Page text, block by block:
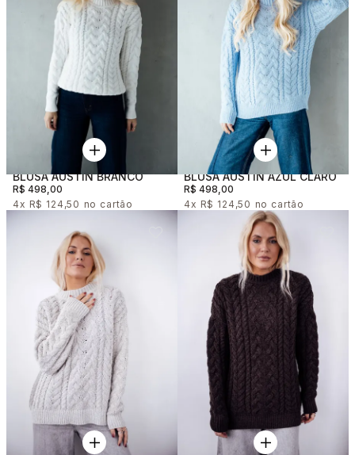
A exclusividade reforça o posicionamento da marca, oferecendo blusas que
elevam o visual e se destacam pela sua identidade.
Escolha Sua Blusa Ideal
As blusas femininas em tricot são peças essenciais para quem busca
praticidade, elegância e versatilidade no dia a dia. Com diferentes
modelagens e possibilidades de uso, elas se adaptam facilmente a diversas
ocasiões.
Explore a categoria e descubra a blusa ideal para transformar seus looks
com sofisticação e conforto.
BLUSA AUSTIN BRANCO
R$ 498,00
4x R$ 124,50
BLUSA AUSTIN AZUL CLARO
R$ 498,00
4x R$ 124,50